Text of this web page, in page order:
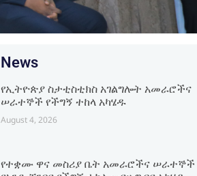
News
የኢትዮጵያ ስታቲስቲክስ አገልግሎት አመራሮችና
ሠራተኞች የችግኝ ተከላ አካሄዱ
August 4, 2026
የተቋሙ ዋና መስሪያ ቤት አመራሮችና ሠራተኞች